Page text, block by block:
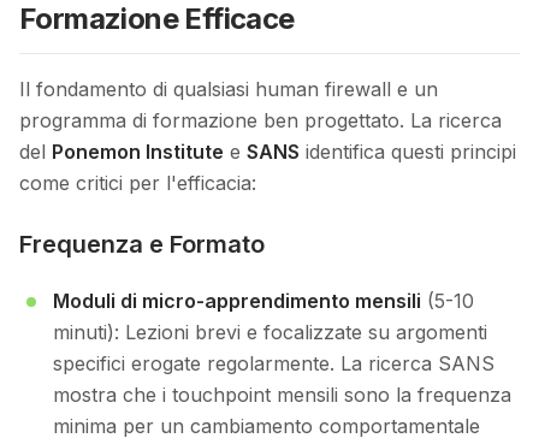
Formazione Efficace
Il fondamento di qualsiasi human firewall e un
programma di formazione ben progettato. La ricerca
del Ponemon Institute e SANS identifica questi principi
come critici per l'efficacia:
Frequenza e Formato
Moduli di micro-apprendimento mensili (5-10
minuti): Lezioni brevi e focalizzate su argomenti
specifici erogate regolarmente. La ricerca SANS
mostra che i touchpoint mensili sono la frequenza
minima per un cambiamento comportamentale